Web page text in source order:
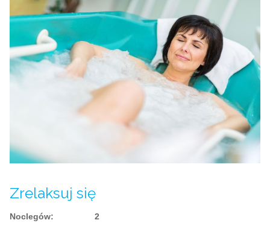
Zrelaksuj się
Noclegów: 2